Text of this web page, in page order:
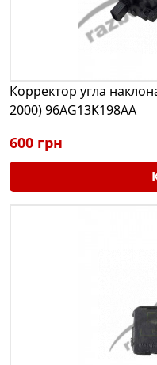
Корректор угла
2000) 96AG13K198AA
600 грн